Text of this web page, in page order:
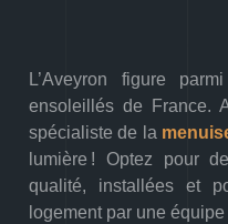
L’Aveyron figure
ensoleillés de France.
spécialiste de la
lumière ! Optez pour
qualité, installées et
logement par une